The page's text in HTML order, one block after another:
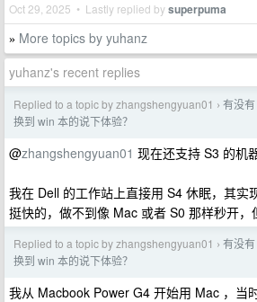
Oct 29, 2025 • Lastly replied bysuperpuma
» More topics by yuhanz
yuhanz's recent replies
Replied to a topic by zhangshengyuan01 › 有没
换到 win 本的说下体验？
@zhangshengyuan01 现在还支持 S3 的机
我在 Dell 的工作站上直接用 S4 休眠，其实
挺快的，做不到像 Mac 或者 S0 那样秒开，
Replied to a topic by zhangshengyuan01 › 有没
换到 win 本的说下体验？
我从 Macbook Power G4 开始用 Mac ，当